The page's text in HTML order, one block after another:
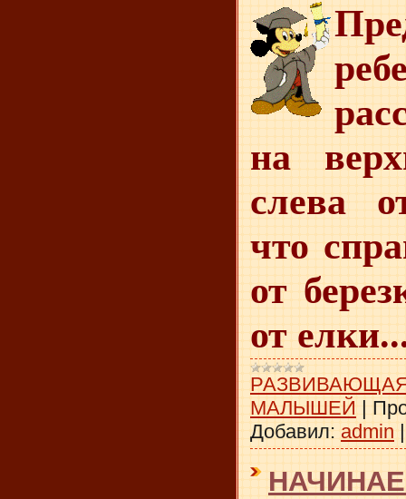
на
слева
что
от
от
МАЛЫШЕЙ |
Добавил: admin